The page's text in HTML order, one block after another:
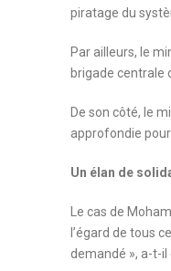
piratage du
Par ailleurs, le
brigade centrale
De son côté, le
approfondie
Un élan de
Le cas de
l’égard de tous
demandé », a-t-il